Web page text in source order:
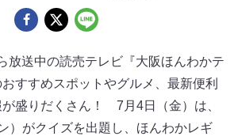
放送中の読売テレビ『大阪ほんわかテ
すすめスポットやグルメ、最新便利
盛りだくさん！ 7月4日（金）は、
）がクイズを出題し、ほんわかレギ